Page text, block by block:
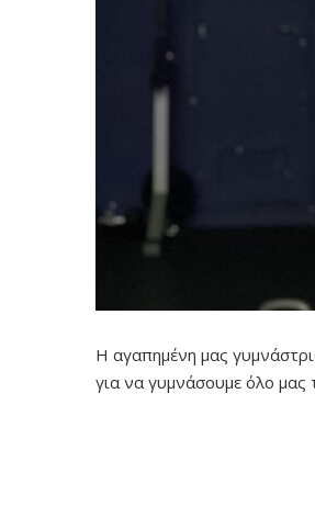
H αγαπημένη μας
για να γυμνάσουμε όλο μας